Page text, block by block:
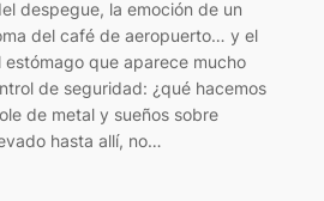
despegue, la emoción de un
del café de aeropuerto… y el
estómago que aparece mucho
de seguridad: ¿qué hacemos
de metal y sueños sobre
hasta allí, no…